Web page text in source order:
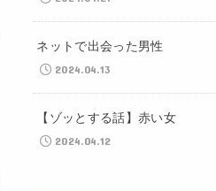
ネットで出会った男性
2024.04.13
【ゾッとする話】赤い女
2024.04.12